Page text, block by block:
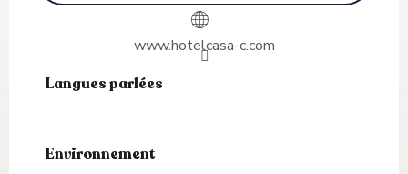
www.hotelcasa-c.com
Langues parlées
Langues parlées
Environnement
Environnement